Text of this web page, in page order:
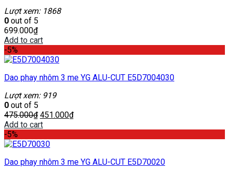
Lượt xem: 1868
0 out of 5
699.000₫
Add to cart
-5%
Dao phay nhôm 3 me YG ALU-CUT E5D7004030
Lượt xem: 919
0 out of 5
475.000₫ 451.000₫
Add to cart
-5%
Dao phay nhôm 3 me YG ALU-CUT E5D70020